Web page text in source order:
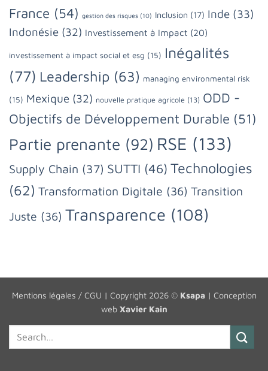
France (54) gestion des risques (10) Inclusion (17) Inde (33)
Indonésie (32) Investissement à Impact (20)
investissement à impact social et esg (15) Inégalités
(77) Leadership (63) managing environmental risk
(15) Mexique (32) nouvelle pratique agricole (13) ODD -
Objectifs de Développement Durable (51)
Partie prenante (92) RSE (133)
Supply Chain (37) SUTTI (46) Technologies
(62) Transformation Digitale (36) Transition
Juste (36) Transparence (108)
Mentions légales / CGU | Copyright 2026 © Ksapa| Conception
web Xavier Kain